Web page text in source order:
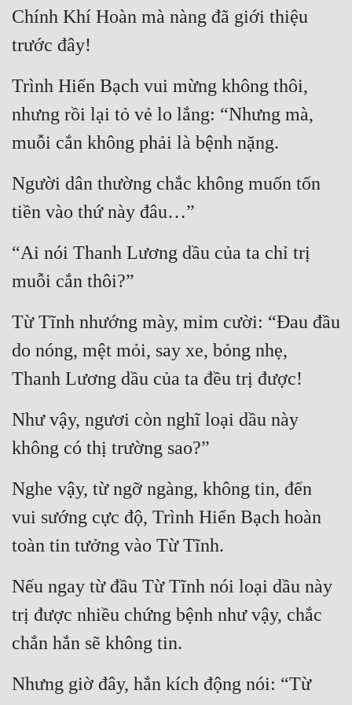
Chính Khí Hoàn mà nàng đã giới thiệu
trước đây!
Trình Hiển Bạch vui mừng không thôi,
nhưng rồi lại tỏ vẻ lo lắng: “Nhưng mà,
muỗi cắn không phải là bệnh nặng.
Người dân thường chắc không muốn tốn
tiền vào thứ này đâu…”
“Ai nói Thanh Lương dầu của ta chỉ trị
muỗi cắn thôi?”
Từ Tĩnh nhướng mày, mỉm cười: “Đau đầu
do nóng, mệt mỏi, say xe, bỏng nhẹ,
Thanh Lương dầu của ta đều trị được!
Như vậy, ngươi còn nghĩ loại dầu này
không có thị trường sao?”
Nghe vậy, từ ngỡ ngàng, không tin, đến
vui sướng cực độ, Trình Hiển Bạch hoàn
toàn tin tưởng vào Từ Tĩnh.
Nếu ngay từ đầu Từ Tĩnh nói loại dầu này
trị được nhiều chứng bệnh như vậy, chắc
chắn hắn sẽ không tin.
Nhưng giờ đây, hắn kích động nói: “Từ